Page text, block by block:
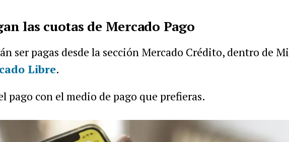
las cuotas de Mercado Pago
ser pagas desde la sección Mercado Crédito, dentro de Mi
Libre.
pago con el medio de pago que prefieras.